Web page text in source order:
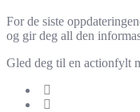
For de siste
og gir deg all den
Gled deg til en actionfylt